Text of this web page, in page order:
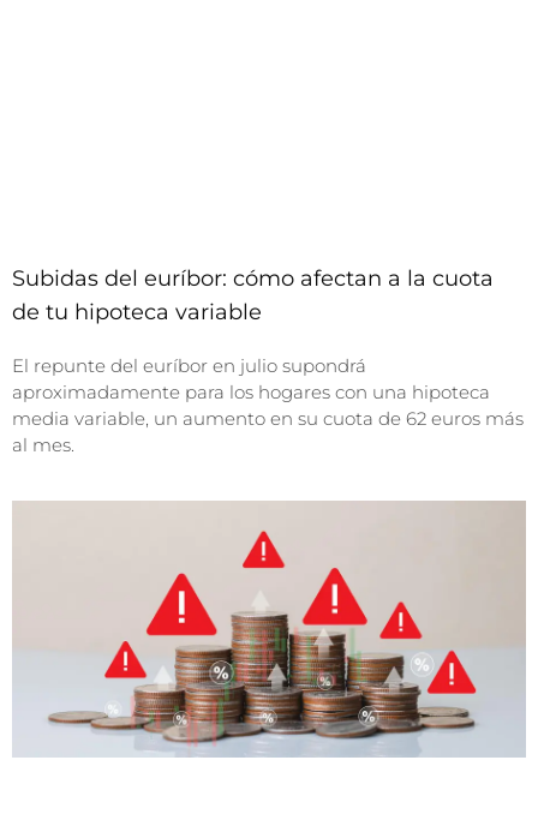
Subidas del euríbor: cómo afectan a la cuota
de tu hipoteca variable
El repunte del euríbor en julio supondrá
aproximadamente para los hogares con una hipoteca
media variable, un aumento en su cuota de 62 euros más
al mes.